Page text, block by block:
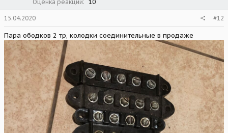
Оценка реакций
10
15.04.2020 #12
Пара ободков 2 тр, колодки соединительные в продаже